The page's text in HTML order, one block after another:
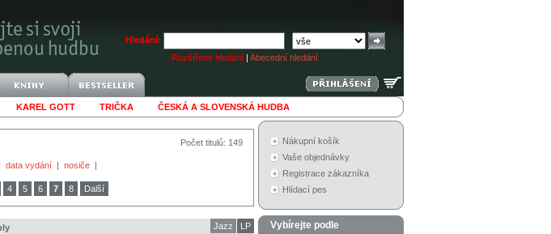
Hledání:
Rozšířené hledání | Abecední hledání
KAREL GOTT TRIČKA ČESKÁ A SLOVENSKÁ HUDBA
Počet titulů: 149
| data vydání | nosiče |
4 5 6 7 8 Další
LP
Jazz
Nákupní košík
Vaše objednávky
Registrace zákazníka
Hlídací pes
Vybírejte podle